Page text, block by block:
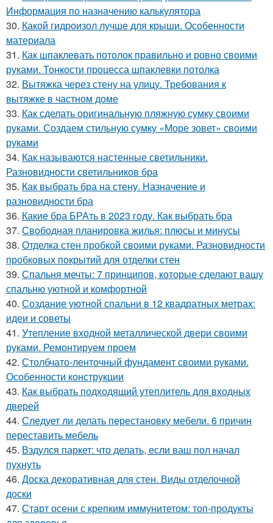
Информация по назначению калькулятора
30. Какой гидроизол лучше для крыши. Особенности
материала
31. Как шпаклевать потолок правильно и ровно своими
руками. Тонкости процесса шпаклевки потолка
32. Вытяжка через стену на улицу. Требования к
вытяжке в частном доме
33. Как сделать оригинальную пляжную сумку своими
руками. Создаем стильную сумку «Море зовет» своими
руками
34. Как называются настенные светильники.
Разновидности светильников бра
35. Как выбрать бра на стену. Назначение и
разновидности бра
36. Какие бра БРАть в 2023 году. Как выбрать бра
37. Свободная планировка жилья: плюсы и минусы
38. Отделка стен пробкой своими руками. Разновидности
пробковых покрытий для отделки стен
39. Спальня мечты: 7 принципов, которые сделают вашу
спальню уютной и комфортной
40. Создание уютной спальни в 12 квадратных метрах:
идеи и советы
41. Утепление входной металлической двери своими
руками. Ремонтируем проем
42. Столбчато-ленточный фундамент своими руками.
Особенности конструкции
43. Как выбрать подходящий утеплитель для входных
дверей
44. Следует ли делать перестановку мебели. 6 причин
переставить мебель
45. Вздулся паркет: что делать, если ваш пол начал
пухнуть
46. Доска декоративная для стен. Виды отделочной
доски
47. Старт осени с крепким иммунитетом: топ-продукты